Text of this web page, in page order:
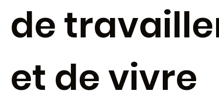
de
et de vivre